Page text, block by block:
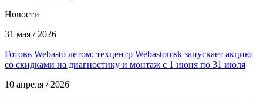
Новости
31 мая / 2026
Готовь Webasto летом: техцентр Webastomsk запускает акцию
со скидками на диагностику и монтаж с 1 июня по 31 июля
10 апреля / 2026